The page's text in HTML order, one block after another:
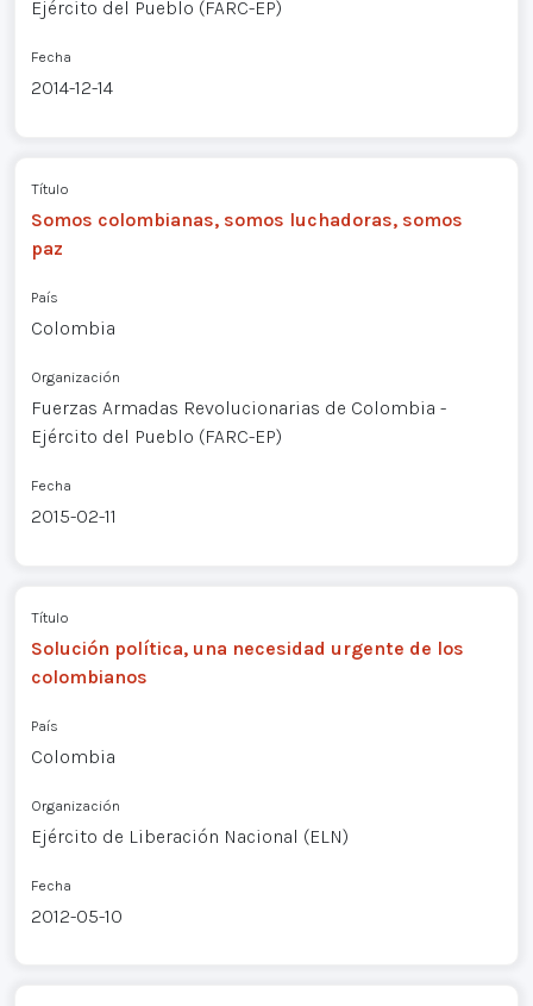
Ejército del Pueblo (FARC-EP)
Fecha
2014-12-14
Título
Somos colombianas, somos luchadoras, somos
paz
País
Colombia
Organización
Fuerzas Armadas Revolucionarias de Colombia -
Ejército del Pueblo (FARC-EP)
Fecha
2015-02-11
Título
Solución política, una necesidad urgente de los
colombianos
País
Colombia
Organización
Ejército de Liberación Nacional (ELN)
Fecha
2012-05-10